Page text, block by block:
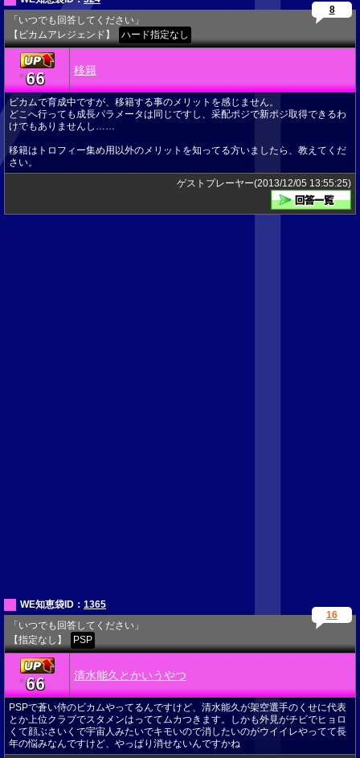
「いつでも回答してください」
【ビカムアレジェンド】
ハード指定なし
8
★66 移籍
ビカムで育成中ですが、移籍する事のメリットを感じません。
どこへ行っても成長パラメータは同じですし、采配ポジで新ポジ取得できるわ
けでもありませんし……
移籍はトロフィー集め用以外のメリットを知ってる方いましたら、教えてくだ
さい。
ゲストプレーヤー(2013/12/05 13:55:25)
WE知恵袋ID： 1365
「いつでも回答してください」
【指定なし】
PSP
16
★66 清水能久とかいうやつ
PSPで蒼い侍のビカムやってるんですけど、清水能久が架空選手のくせに代表
とか上位クラブでスタメンはっててムカつきます。しかも外見がチビでヒョロ
くて顔ぶさいくで宇宙人みたいでキモいので消したいのがウイイレやってて長
年の悩みなんですけど、やっぱり消せないんですかね